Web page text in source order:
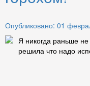
Опубликовано: 01
Я никогда раньше
решила что надо